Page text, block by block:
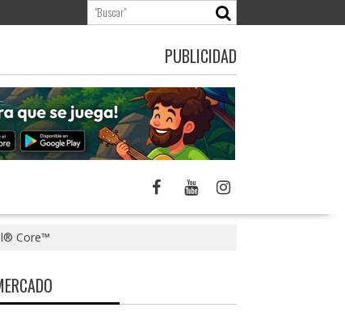
PUBLICIDAD
Core™